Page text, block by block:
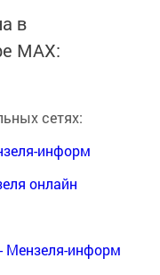
в
MАХ:
сетях:
информ
онлайн
Мензеля-информ